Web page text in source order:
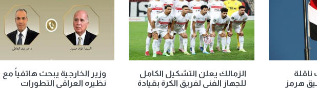
هرمز
الزمالك يعلن التشكيل الكامل
للجهاز الفني لفريق الكرة بقيادة
وزير الخارجية يبحث هاتفياً مع
نظيره العراقي التطورات